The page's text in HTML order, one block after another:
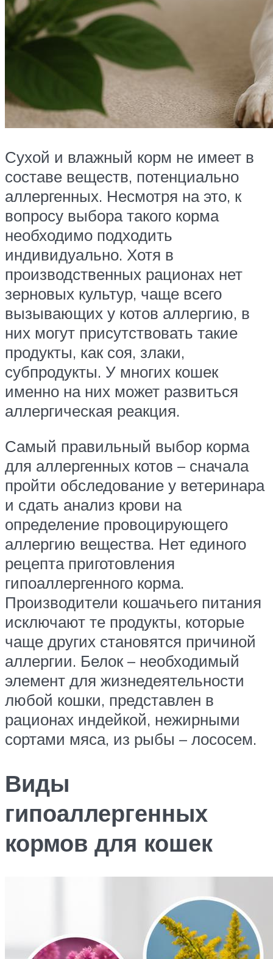
Сухой и влажный корм не имеет в
составе веществ, потенциально
аллергенных. Несмотря на это, к
вопросу выбора такого корма
необходимо подходить
индивидуально. Хотя в
производственных рационах нет
зерновых культур, чаще всего
вызывающих у котов аллергию, в
них могут присутствовать такие
продукты, как соя, злаки,
субпродукты. У многих кошек
именно на них может развиться
аллергическая реакция.
Самый правильный выбор корма
для аллергенных котов – сначала
пройти обследование у ветеринара
и сдать анализ крови на
определение провоцирующего
аллергию вещества. Нет единого
рецепта приготовления
гипоаллергенного корма.
Производители кошачьего питания
исключают те продукты, которые
чаще других становятся причиной
аллергии. Белок – необходимый
элемент для жизнедеятельности
любой кошки, представлен в
рационах индейкой, нежирными
сортами мяса, из рыбы – лососем.
Виды
гипоаллергенных
кормов для кошек